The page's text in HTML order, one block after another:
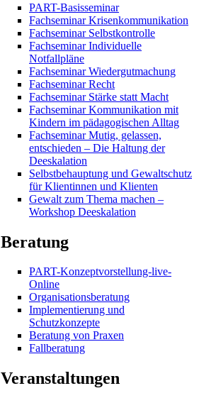
PART-Basisseminar
Fachseminar Krisenkommunikation
Fachseminar Selbstkontrolle
Fachseminar Individuelle
Notfallpläne
Fachseminar Wiedergutmachung
Fachseminar Recht
Fachseminar Stärke statt Macht
Fachseminar Kommunikation mit
Kindern im pädagogischen Alltag
Fachseminar Mutig, gelassen,
entschieden – Die Haltung der
Deeskalation
Selbstbehauptung und Gewaltschutz
für Klientinnen und Klienten
Gewalt zum Thema machen –
Workshop Deeskalation
Beratung
PART-Konzeptvorstellung-live-
Online
Organisationsberatung
Implementierung und
Schutzkonzepte
Beratung von Praxen
Fallberatung
Veranstaltungen